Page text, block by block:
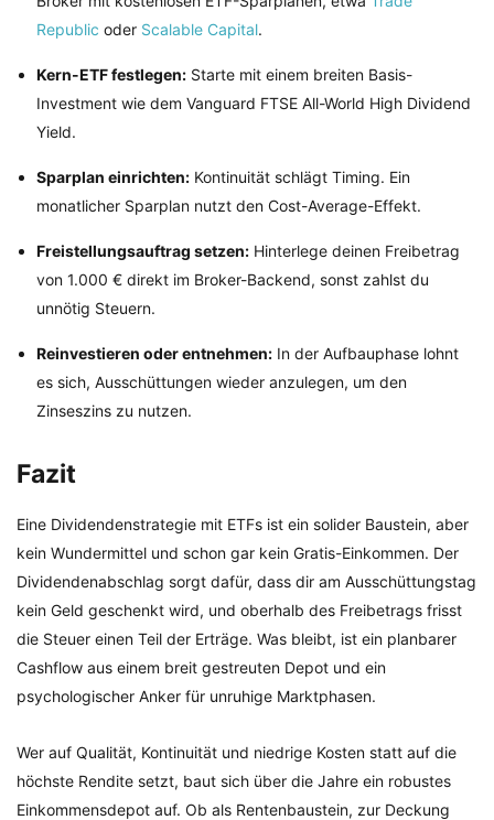
Republic oder Scalable Capital.
Kern-ETF festlegen: Starte mit einem breiten Basis-
Investment wie dem Vanguard FTSE All-World High Dividend
Yield.
Sparplan einrichten: Kontinuität schlägt Timing. Ein
monatlicher Sparplan nutzt den Cost-Average-Effekt.
Freistellungsauftrag setzen: Hinterlege deinen Freibetrag
von 1.000 € direkt im Broker-Backend, sonst zahlst du
unnötig Steuern.
Reinvestieren oder entnehmen: In der Aufbauphase lohnt
es sich, Ausschüttungen wieder anzulegen, um den
Zinseszins zu nutzen.
Fazit
Eine Dividendenstrategie mit ETFs ist ein solider Baustein, aber
kein Wundermittel und schon gar kein Gratis-Einkommen. Der
Dividendenabschlag sorgt dafür, dass dir am Ausschüttungstag
kein Geld geschenkt wird, und oberhalb des Freibetrags frisst
die Steuer einen Teil der Erträge. Was bleibt, ist ein planbarer
Cashflow aus einem breit gestreuten Depot und ein
psychologischer Anker für unruhige Marktphasen.
Wer auf Qualität, Kontinuität und niedrige Kosten statt auf die
höchste Rendite setzt, baut sich über die Jahre ein robustes
Einkommensdepot auf. Ob als Rentenbaustein, zur Deckung